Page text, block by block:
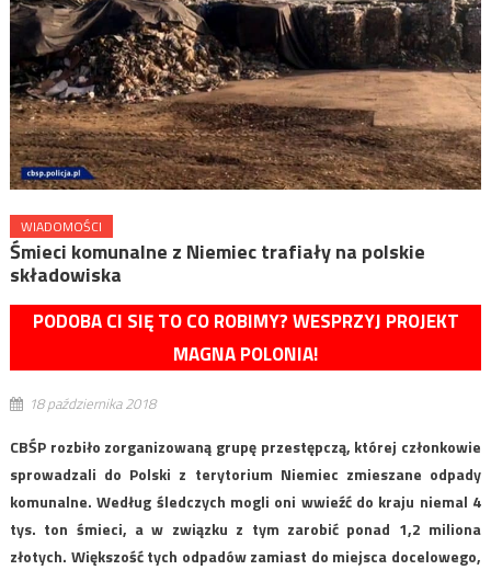
WIADOMOŚCI
Śmieci komunalne z Niemiec trafiały na polskie
składowiska
PODOBA CI SIĘ TO CO ROBIMY? WESPRZYJ PROJEKT
MAGNA POLONIA!
18 października 2018
CBŚP rozbiło zorganizowaną grupę przestępczą, której członkowie
sprowadzali do Polski z terytorium Niemiec zmieszane odpady
komunalne. Według śledczych mogli oni wwieźć do kraju niemal 4
tys. ton śmieci, a w związku z tym zarobić ponad 1,2 miliona
złotych. Większość tych odpadów zamiast do miejsca docelowego,